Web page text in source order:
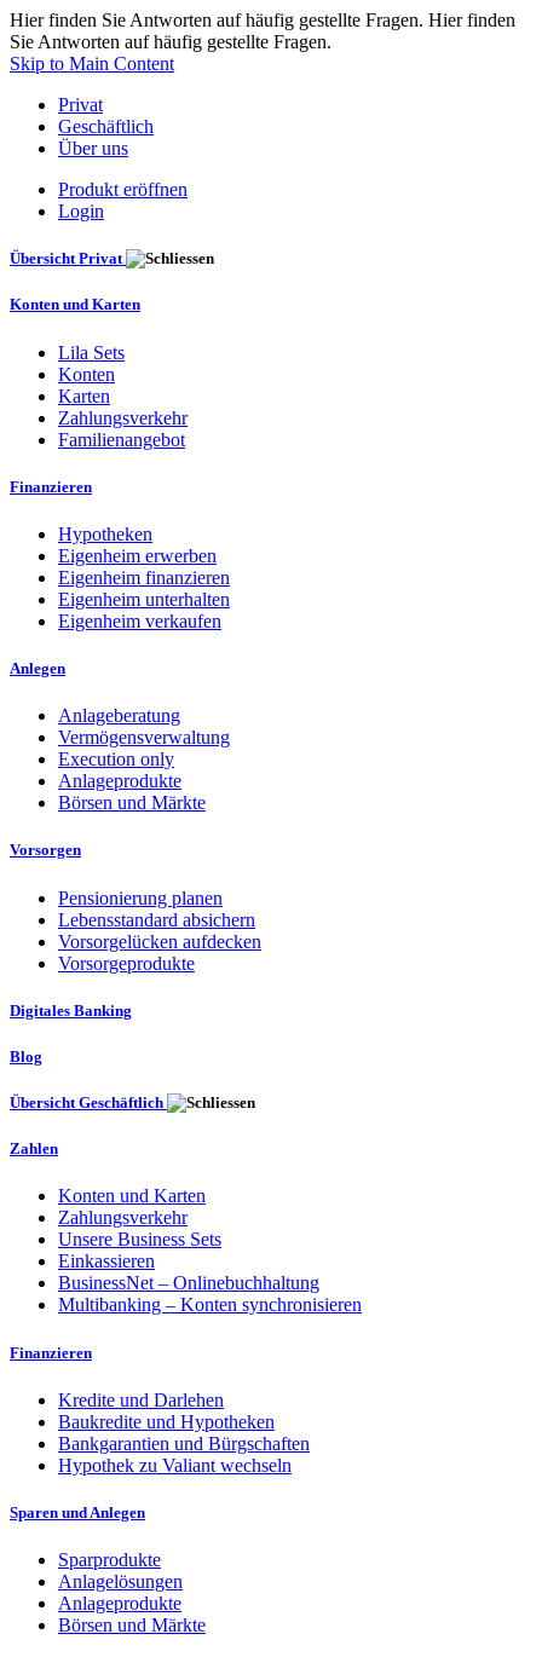
Hier finden Sie Antworten auf häufig gestellte Fragen. Hier finden
Sie Antworten auf häufig gestellte Fragen.
Skip to Main Content
Privat
Geschäftlich
Über uns
Produkt eröffnen
Login
Übersicht Privat
Konten und Karten
Lila Sets
Konten
Karten
Zahlungsverkehr
Familienangebot
Finanzieren
Hypotheken
Eigenheim erwerben
Eigenheim finanzieren
Eigenheim unterhalten
Eigenheim verkaufen
Anlegen
Anlageberatung
Vermögensverwaltung
Execution only
Anlageprodukte
Börsen und Märkte
Vorsorgen
Pensionierung planen
Lebensstandard absichern
Vorsorgelücken aufdecken
Vorsorgeprodukte
Digitales Banking
Blog
Übersicht Geschäftlich
Zahlen
Konten und Karten
Zahlungsverkehr
Unsere Business Sets
Einkassieren
BusinessNet – Onlinebuchhaltung
Multibanking – Konten synchronisieren
Finanzieren
Kredite und Darlehen
Baukredite und Hypotheken
Bankgarantien und Bürgschaften
Hypothek zu Valiant wechseln
Sparen und Anlegen
Sparprodukte
Anlagelösungen
Anlageprodukte
Börsen und Märkte